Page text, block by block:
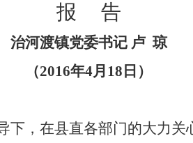
报
告
治河渡镇党委书记 卢 琼
（2016年4月 18 日）
，在县直各部门的大力